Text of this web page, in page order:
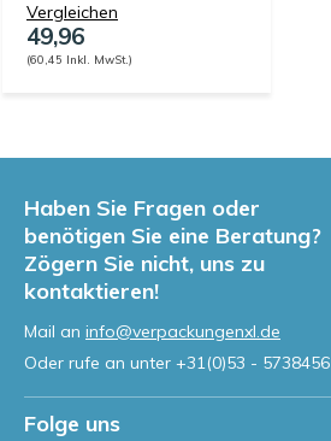
Vergleichen
49,96
(60,45 Inkl. MwSt.)
Haben Sie Fragen oder
benötigen Sie eine Beratung?
Zögern Sie nicht, uns zu
kontaktieren!
Mail an info@verpackungenxl.de
Oder rufe an unter +31(0)53 - 5738456
Folge uns